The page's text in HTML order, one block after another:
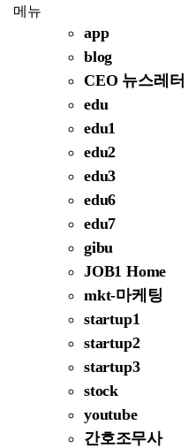
메뉴
app
blog
CEO 뉴스레
edu
edu1
edu2
edu3
edu6
edu7
gibu
JOB1 Home
mkt-마케팅
startup1
startup2
startup3
stock
youtube
간호조무사